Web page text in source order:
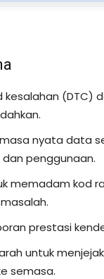
kesalahan (DTC)
nyata data
dan penggunaan.
memadam kod
prestasi
untuk
semasa.